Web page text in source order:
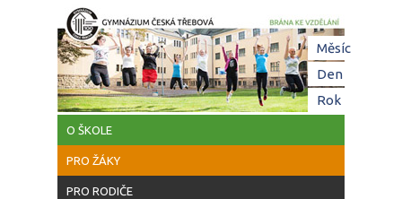
Přejít k hlavnímu obsahu
O ŠKOLE
PRO ŽÁKY
PRO RODIČE
Měsíc
Den(aktivní
Rok